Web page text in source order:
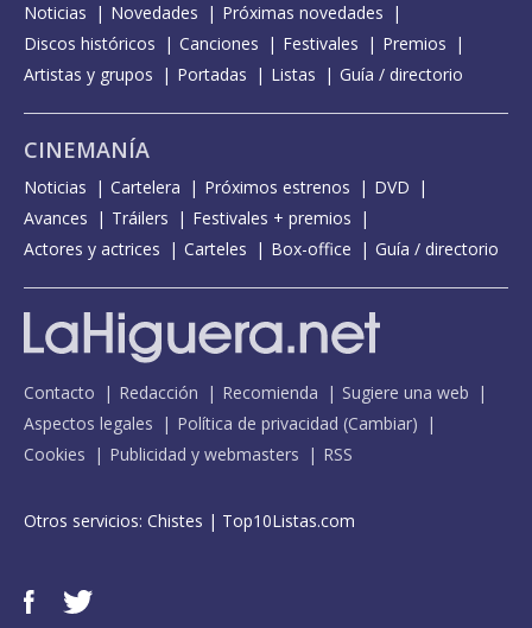
Noticias Novedades
Próximas novedades
Discos históricos
Canciones Festivales
Premios
Artistas y grupos
Portadas Listas Guía / directorio
CINEMANÍA
Noticias Cartelera Próximos estrenos
DVD
Avances
Tráilers
Festivales + premios
Actores y actrices
Carteles Box-office Guía / directorio
Contacto Redacción Recomienda
Sugiere una web
Aspectos legales
Política de privacidad (Cambiar)
Cookies
Publicidad y webmasters RSS
Otros servicios: Chistes | Top10Listas.com